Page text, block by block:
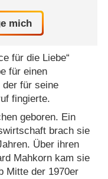
mich
für die Liebe“
für einen
der für seine
fingierte.
geboren. Ein
brach sie
Über ihren
Mahkorn kam sie
Mitte der 1970er